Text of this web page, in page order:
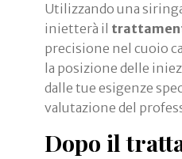
Utilizzando una
inietterà il
precisione nel cuoio
la posizione delle
dalle tue esigenze
valutazione del
Dopo il